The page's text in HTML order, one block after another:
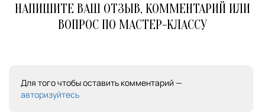
НАПИШИТЕ ВАШ ОТЗЫВ, КОММЕНТАРИЙ ИЛИ
ВОПРОС ПО МАСТЕР-КЛАССУ
Для того чтобы оставить комментарий —
авторизуйтесь